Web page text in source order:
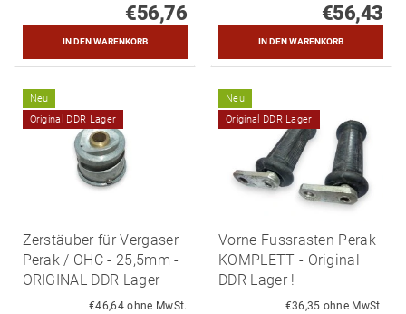
€56,76 €56,43
Neu
Original DDR Lager
Zerstäuber für Vergaser
Perak / OHC - 25,5mm -
ORIGINAL DDR Lager
€46,64 ohne MwSt.
Neu
Original DDR Lager
Vorne Fussrasten Perak
KOMPLETT - Original
DDR Lager !
€36,35 ohne MwSt.